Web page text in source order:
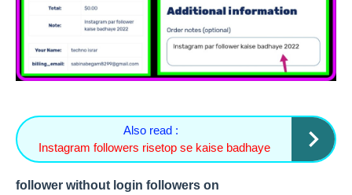
Also read :
Instagram followers risetop se kaise badhaye
follower without login followers on